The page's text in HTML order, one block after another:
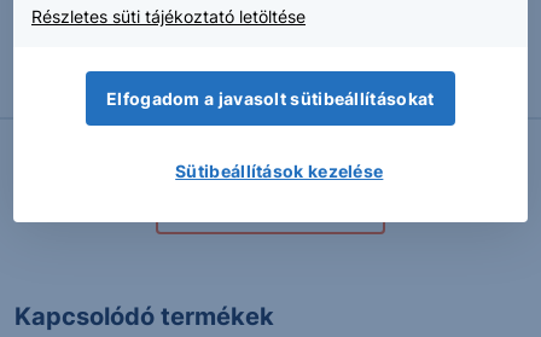
2018.02.26. 11:09
de visszaesés az előző negyedévhez képest
Kapcsolódó termékek
Részletes süti tájékoztató letöltése
Elfogadom a javasolt sütibeállításokat
Sütibeállítások kezelése